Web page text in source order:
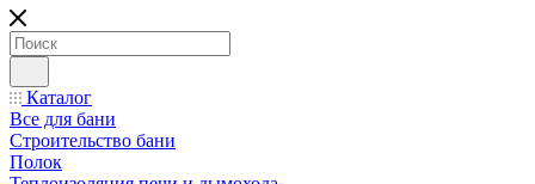
Каталог
Все для бани
Строительство бани
Полок